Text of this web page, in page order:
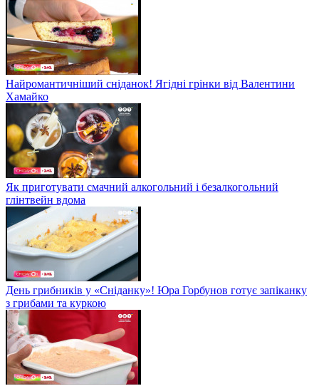
Найромантичніший сніданок! Ягідні грінки від Валентини
Хамайко
Як приготувати смачний алкогольний і безалкогольний
глінтвейн вдома
День грибників у «Сніданку»! Юра Горбунов готує запіканку
з грибами та куркою